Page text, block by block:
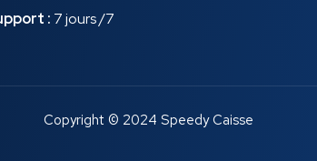
: 7 jours /7
Copyright © 2024 Speedy Caisse